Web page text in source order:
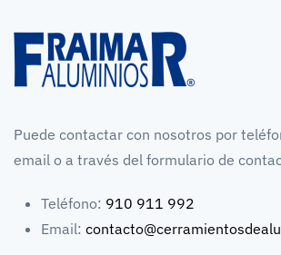
Puede contactar con nosotros por
email o a través del formulario de
Teléfono: 910 911 992
Email: